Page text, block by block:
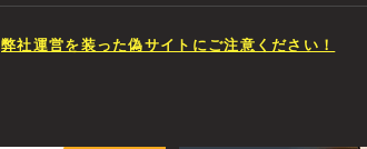
弊社運営を装った偽サイトにご注意ください！